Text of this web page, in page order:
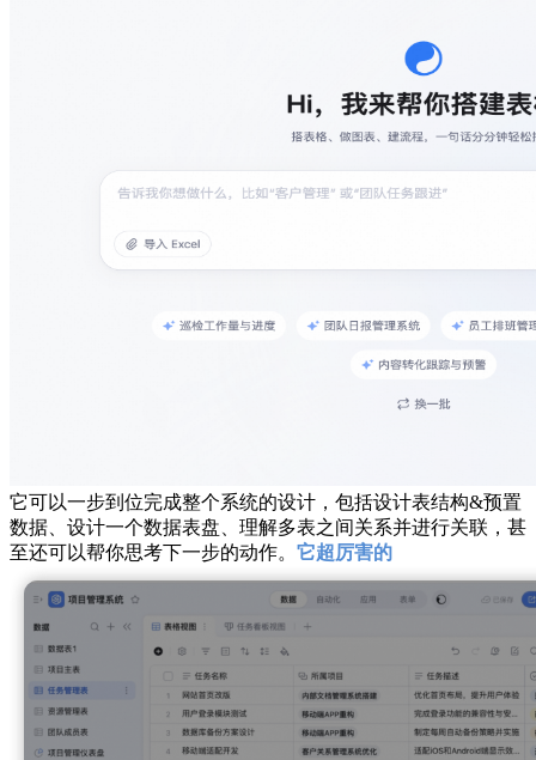
它可以一步到位完成整个系统的设计，包括设计表结构&预置
数据、设计一个数据表盘、理解多表之间关系并进行关联，甚
至还可以帮你思考下一步的动作。 它超厉害的